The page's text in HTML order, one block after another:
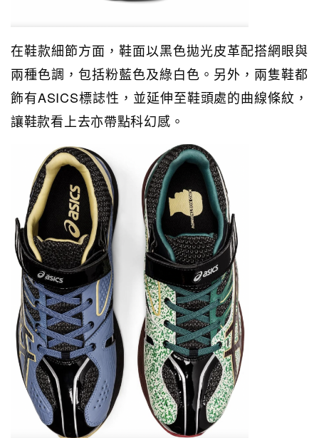
在鞋款細節方面，鞋面以黑色拋光皮革配搭網眼與
兩種色調，包括粉藍色及綠白色。另外，兩隻鞋都
飾有ASICS標誌性，並延伸至鞋頭處的曲線條紋，
讓鞋款看上去亦帶點科幻感。